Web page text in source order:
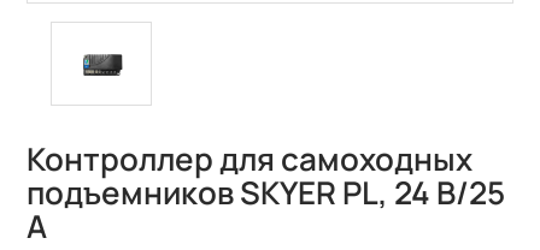
Контроллер для самоходных
подъемников SKYER PL, 24 В/25
А